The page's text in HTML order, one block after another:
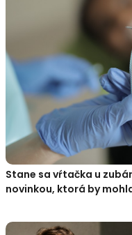
Stane sa vŕtačka u
novinkou, ktorá by